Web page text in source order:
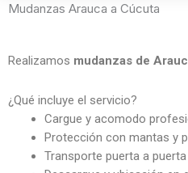
Mudanzas Arauca a Cúcuta
Realizamos mudanzas de
¿Qué incluye el servicio?
Cargue y acomodo
Protección con mantas y
Transporte puerta a